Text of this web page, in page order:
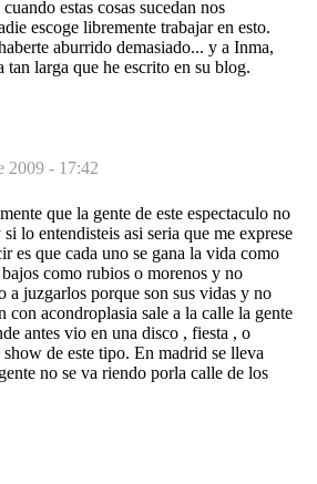
estas cosas sucedan nos
escoge libremente trabajar en esto.
aburrido demasiado... y a Inma,
tan larga que he escrito en su blog.
2009 - 17:42
que la gente de este espectaculo no
lo entendisteis asi seria que me exprese
es que cada uno se gana la vida como
como rubios o morenos y no
a juzgarlos porque son sus vidas y no
con acondroplasia sale a la calle la gente
antes vio en una disco , fiesta , o
de este tipo. En madrid se lleva
no se va riendo porla calle de los